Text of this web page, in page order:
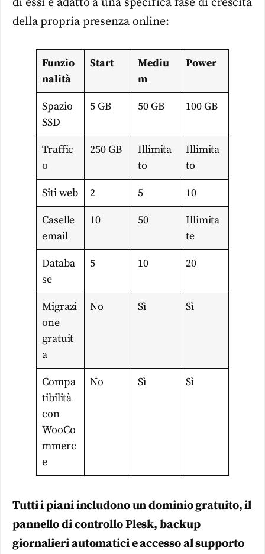
della propria presenza online:
Funzio
nalità
Start
Mediu
m
Power
Spazio
SSD
5 GB 50 GB 100 GB
Traffic
o
250 GB
Illimita
to
Illimita
to
Siti web
2 5
10
Caselle
email
10 50
Illimita
te
Databa
se
5 10 20
Migrazi
one
gratuit
a
No Sì Sì
Compa
tibilità
con
WooCo
mmerc
e
No Sì Sì
Tutti i piani includono un dominio gratuito, il
pannello di controllo Plesk, backup
giornalieri automatici e accesso al supporto